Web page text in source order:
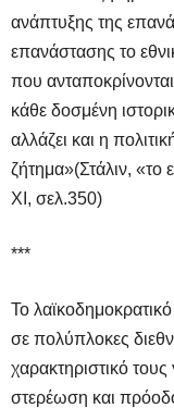
ανάπτυξης της
επανάστασης το
που
κάθε δοσμένη
αλλάζει και η
ζήτημα»(Στάλιν, «το
ΧΙ, σελ.350)
***
Το
σε πολύπλοκες
χαρακτηριστικό
στερέωση και πρόοδο